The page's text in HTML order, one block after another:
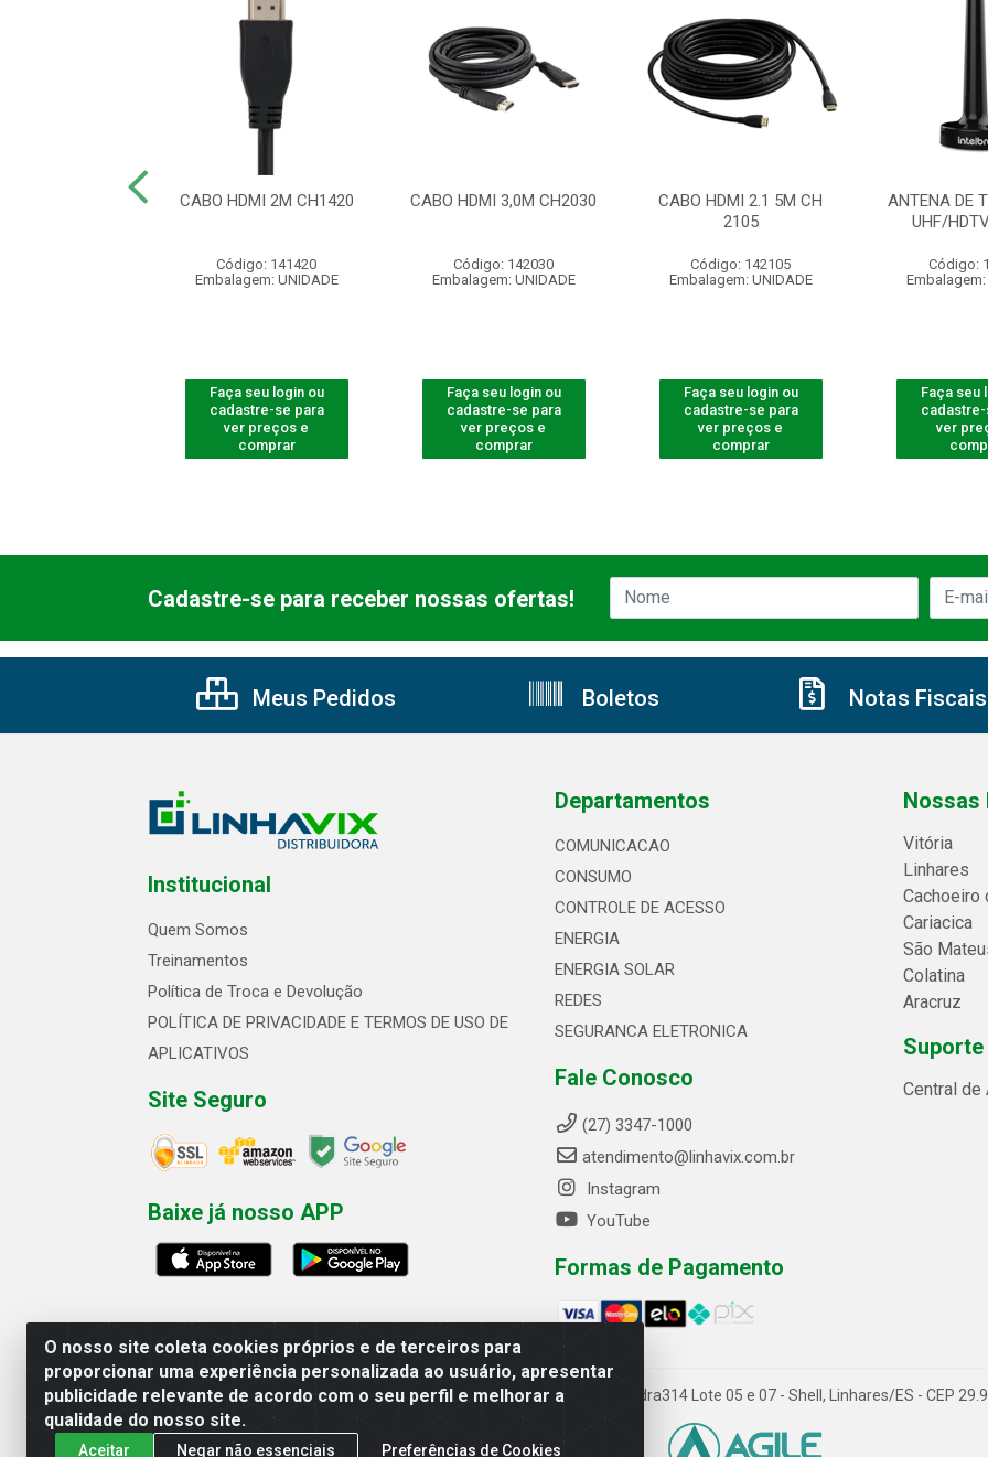
CABO HDMI 2M CH1420
Código: 141420
Embalagem: UNIDADE
Faça seu login ou
cadastre-se para
ver preços e
comprar
CABO HDMI 3,0M CH2030
Código: 142030
Embalagem: UNIDADE
Faça seu login ou
cadastre-se para
ver preços e
comprar
CABO HDMI 2.1 5M CH
2105
Código: 142105
Embalagem: UNIDADE
Faça seu login ou
cadastre-se para
ver preços e
comprar
ANTENA DE
UHF/
Código:
Embalagem:
Faça seu
ver
O nosso site coleta cookies próprios e de terceiros para
proporcionar uma experiência personalizada ao usuário, apresentar
publicidade relevante de acordo com o seu perfil e melhorar a
qualidade do nosso site.
Aceitar Negar não essenciais Preferências de Cookies
Cadastre-se para receber nossas ofertas!
Meus Pedidos Boletos Notas Fiscais
Institucional
Quem Somos
Treinamentos
Política de Troca e Devolução
POLÍTICA DE PRIVACIDADE E TERMOS DE USO DE
APLICATIVOS
Site Seguro
Baixe já nosso APP
Departamentos
COMUNICACAO
CONSUMO
CONTROLE DE ACESSO
ENERGIA
ENERGIA SOLAR
REDES
SEGURANCA ELETRONICA
Fale Conosco
(27) 3347-1000
atendimento@linhavix.com.br
Instagram
YouTube
Formas de Pagamento
Nossas
Vitória
Linhares
Cachoeiro
Cariacica
São
Colatina
Aracruz
Central de
Linhavix Distribuidora LTDA - Avenida Alegre, 2521 - Quadra314 Lote 05 e 07 - Shell, Linhares/ES - CEP